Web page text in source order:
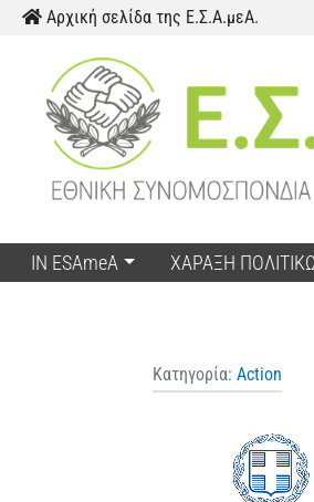
Skip to content
Αρχική σελίδα της Ε.Σ.Α.μεΑ.
IN ESAmeA ΧΑΡΑΞΗ
Κατηγορία: Action